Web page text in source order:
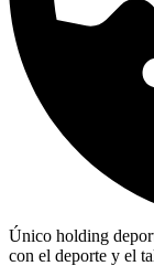
Único holding
con el deporte y el